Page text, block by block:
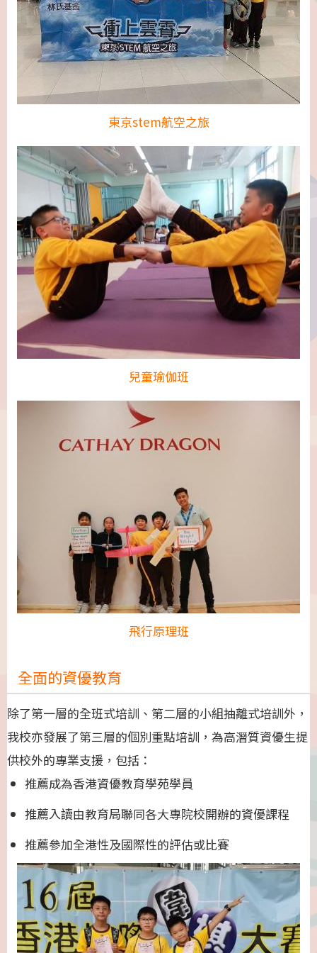
東京stem航空之旅
兒童瑜伽班
飛行原理班
全面的資優教育
除了第一層的全班式培訓、第二層的小組抽離式培訓外，
我校亦發展了第三層的個別重點培訓，為高潛質資優生提
供校外的專業支援，包括：
推薦成為香港資優教育學苑學員
推薦入讀由教育局聯同各大專院校開辦的資優課程
推薦參加全港性及國際性的評估或比賽